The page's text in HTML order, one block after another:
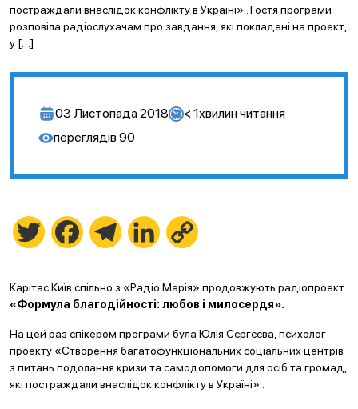
постраждали внаслідок конфлікту в Україні» . Гостя програми
розповіла радіослухачам про завдання, які покладені на проект,
у […]
03 Листопада 2018 < 1хвилин читання
переглядів 90
Twitter FacebookTelegramLinkedIn
Карітас Київ спільно з «Радіо Марія» продовжують радіопроект
«Формула благодійності: любов і милосердя».
На цей раз спікером програми була Юлія Сєргєєва, психолог
проекту «Створення багатофункціональних соціальних центрів
з питань подолання кризи та самодопомоги для осіб та громад,
які постраждали внаслідок конфлікту в Україні» .